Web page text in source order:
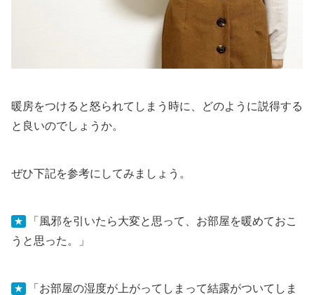
暖房をつけると怒られてしまう時に、どのように説得する
と良いのでしょうか。
ぜひ下記を参考にしてみましょう。
★
「風邪を引いたら大変と思って、お部屋を暖めておこ
うと思った。」
★
「お部屋の湿度が上がってしまって結露がついてしま